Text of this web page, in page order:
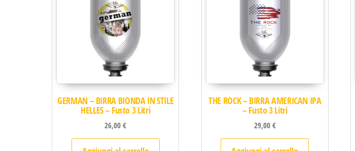
GERMAN – BIRRA BIONDA IN STILE
HELLES – Fusto 3 Litri
26,00€
THE ROCK – BIRRA AMERICAN IPA
– Fusto 3 Litri
29,00€